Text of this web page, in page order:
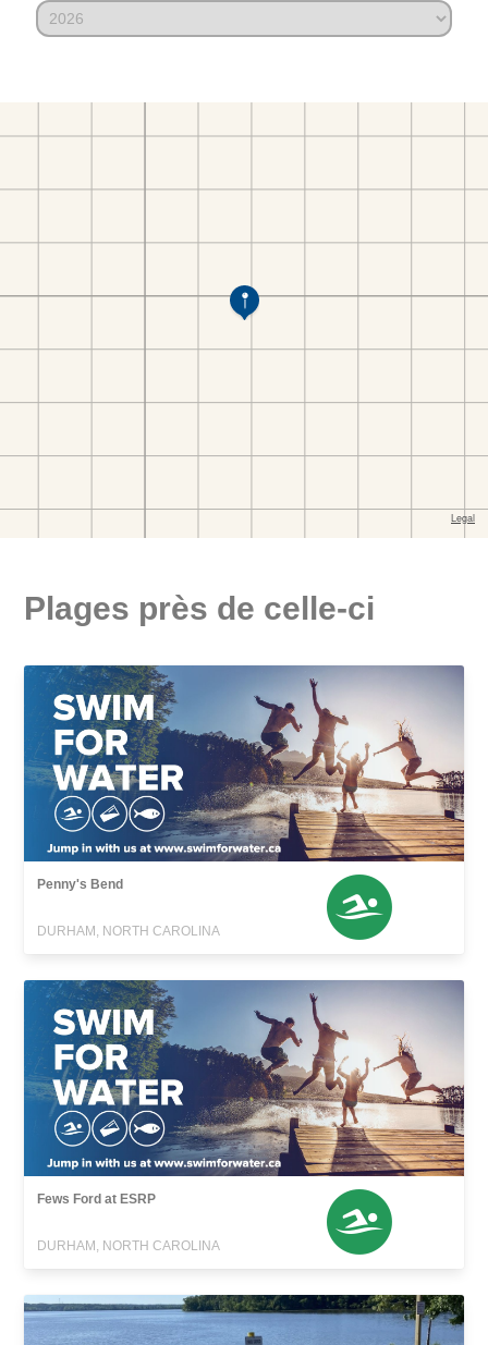
Plages près de celle-ci
Penny's Bend
DURHAM, NORTH CAROLINA
Fews Ford at ESRP
DURHAM, NORTH CAROLINA